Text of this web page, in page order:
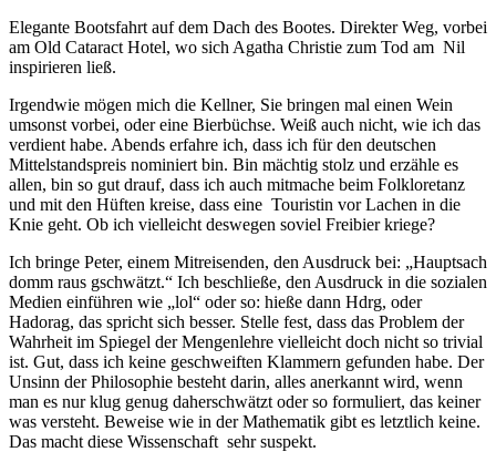
Elegante Bootsfahrt auf dem Dach des Bootes. Direkter Weg, vorbei
am Old Cataract Hotel, wo sich Agatha Christie zum Tod am Nil
inspirieren ließ.
Irgendwie mögen mich die Kellner, Sie bringen mal einen Wein
umsonst vorbei, oder eine Bierbüchse. Weiß auch nicht, wie ich das
verdient habe. Abends erfahre ich, dass ich für den deutschen
Mittelstandspreis nominiert bin. Bin mächtig stolz und erzähle es
allen, bin so gut drauf, dass ich auch mitmache beim Folkloretanz
und mit den Hüften kreise, dass eine Touristin vor Lachen in die
Knie geht. Ob ich vielleicht deswegen soviel Freibier kriege?
Ich bringe Peter, einem Mitreisenden, den Ausdruck bei: „Hauptsach
domm raus gschwätzt.“ Ich beschließe, den Ausdruck in die sozialen
Medien einführen wie „lol“ oder so: hieße dann Hdrg, oder
Hadorag, das spricht sich besser. Stelle fest, dass das Problem der
Wahrheit im Spiegel der Mengenlehre vielleicht doch nicht so trivial
ist. Gut, dass ich keine geschweiften Klammern gefunden habe. Der
Unsinn der Philosophie besteht darin, alles anerkannt wird, wenn
man es nur klug genug daherschwätzt oder so formuliert, das keiner
was versteht. Beweise wie in der Mathematik gibt es letztlich keine.
Das macht diese Wissenschaft sehr suspekt.